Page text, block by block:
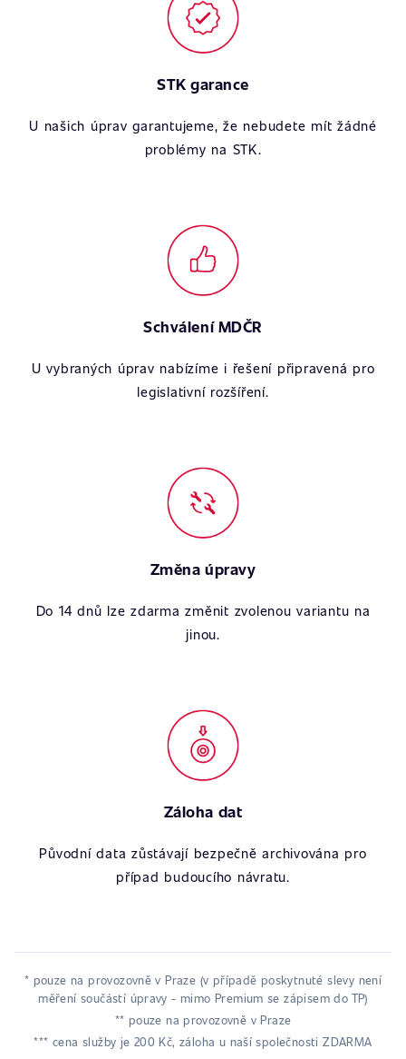
STK garance
U našich úprav garantujeme, že nebudete mít žádné
problémy na STK.
Schválení MDČR
U vybraných úprav nabízíme i řešení připravená pro
legislativní rozšíření.
Změna úpravy
Do 14 dnů lze zdarma změnit zvolenou variantu na
jinou.
Záloha dat
Původní data zůstávají bezpečně archivována pro
případ budoucího návratu.
* pouze na provozovně v Praze (v případě poskytnuté slevy není
měření součástí úpravy - mimo Premium se zápisem do TP)
** pouze na provozovně v Praze
*** cena služby je 200 Kč, záloha u naší společnosti ZDARMA